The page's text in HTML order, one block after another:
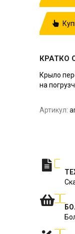
КРАТКО
Крыло
на
Артикул: